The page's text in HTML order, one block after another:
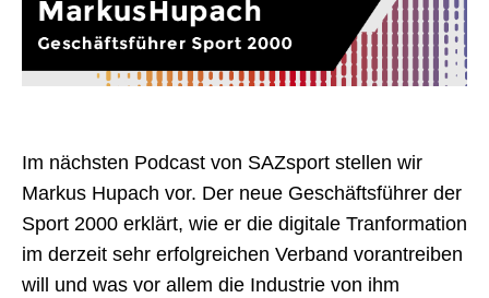
Im nächsten Podcast von SAZsport stellen wir
Markus Hupach vor. Der neue Geschäftsführer der
Sport 2000 erklärt, wie er die digitale Tranformation
im derzeit sehr erfolgreichen Verband vorantreiben
will und was vor allem die Industrie von ihm